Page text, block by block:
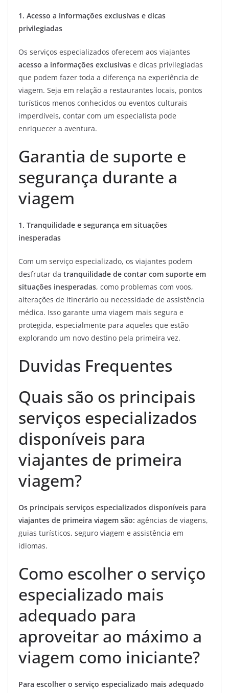
1. Acesso a informações exclusivas e dicas
privilegiadas
Os serviços especializados oferecem aos viajantes
acesso a informações exclusivas e dicas privilegiadas
que podem fazer toda a diferença na experiência de
viagem. Seja em relação a restaurantes locais, pontos
turísticos menos conhecidos ou eventos culturais
imperdíveis, contar com um especialista pode
enriquecer a aventura.
Garantia de suporte e
segurança durante a
viagem
1. Tranquilidade e segurança em situações
inesperadas
Com um serviço especializado, os viajantes podem
desfrutar da tranquilidade de contar com suporte em
situações inesperadas, como problemas com voos,
alterações de itinerário ou necessidade de assistência
médica. Isso garante uma viagem mais segura e
protegida, especialmente para aqueles que estão
explorando um novo destino pela primeira vez.
Duvidas Frequentes
Quais são os principais
serviços especializados
disponíveis para
viajantes de primeira
viagem?
Os principais serviços especializados disponíveis para
viajantes de primeira viagem são: agências de viagens,
guias turísticos, seguro viagem e assistência em
idiomas.
Como escolher o serviço
especializado mais
adequado para
aproveitar ao máximo a
viagem como iniciante?
Para escolher o serviço especializado mais adequado